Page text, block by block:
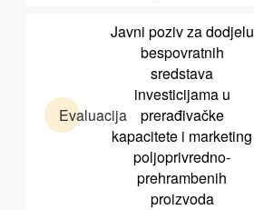
Evaluacija
Javni poziv za dodjelu
bespovratnih
sredstava
investicijama u
prerađivačke
kapacitete i marketing
poljoprivredno-
prehrambenih
proizvoda